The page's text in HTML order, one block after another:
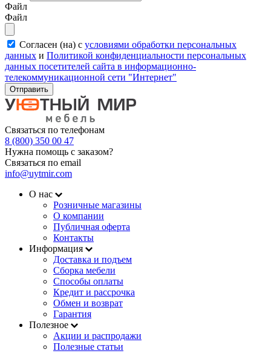
Файл
Файл
Согласен (на) с условиями обработки персональных
данных и Политикой конфиденциальности персональных
данных посетителей сайта в информационно-
телекоммуникационной сети "Интернет"
Отправить
Связаться по телефонам
8 (800) 350 00 47
Нужна помощь с заказом?
Связаться по email
info@uytmir.com
О нас
Розничные магазины
О компании
Публичная оферта
Контакты
Информация
Доставка и подъем
Сборка мебели
Способы оплаты
Кредит и рассрочка
Обмен и возврат
Гарантия
Полезное
Акции и распродажи
Полезные статьи